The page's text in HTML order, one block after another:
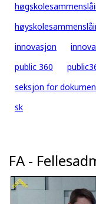
innovasjon
public 360
seksjon for
sk
FA -